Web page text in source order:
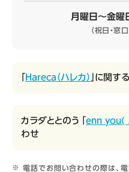
月曜日～金
（祝日・窓
「Hareca（ハレカ） 」に関
カラダととのう 「enn you(
わせ
電話でお問い合わせの際は、